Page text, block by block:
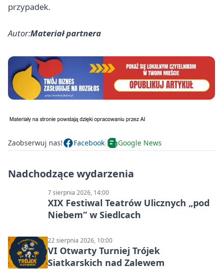
przypadek.
Autor:Materiał partnera
Zaobserwuj nas! Facebook Google News
Nadchodzące wydarzenia
7 sierpnia 2026, 14:00
XIX Festiwal Teatrów Ulicznych „pod
Niebem” w Siedlcach
22 sierpnia 2026, 10:00
VI Otwarty Turniej Trójek
Siatkarskich nad Zalewem